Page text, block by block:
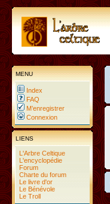
MENU
Index
FAQ
M’enregistrer
Connexion
LIENS
L'Arbre Celtique
L'encyclopédie
Forum
Charte du forum
Le livre d'or
Le Bénévole
Le Troll